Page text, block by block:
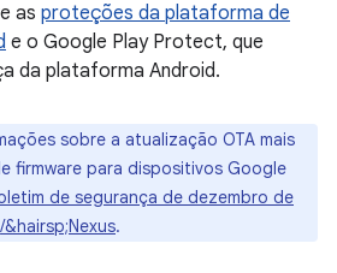
as proteções da plataforma de
e o Google Play Protect, que
da plataforma Android.
sobre a atualização OTA mais
firmware para dispositivos Google
de segurança de dezembro de
.